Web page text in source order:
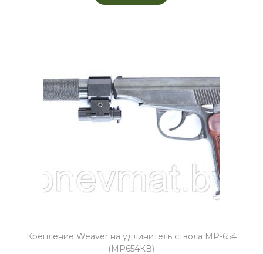
Крепление Weaver на удлинитель ствола МР-654
(МР654КВ)